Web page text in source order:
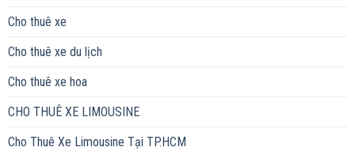
Cho thuê xe
Cho thuê xe du lịch
Cho thuê xe hoa
CHO THUÊ XE LIMOUSINE
Cho Thuê Xe Limousine Tại TP.HCM